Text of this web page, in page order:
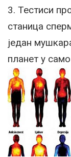
3. Тестиси
станица
један
планет у